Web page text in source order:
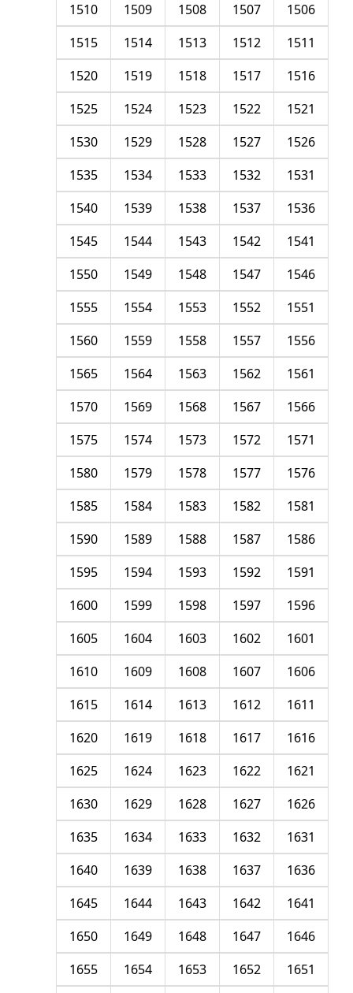
1506
1507
1508
1509
1510
1511
1512
1513
1514
1515
1516
1517
1518
1519
1520
1521
1522
1523
1524
1525
1526
1527
1528
1529
1530
1531
1532
1533
1534
1535
1536
1537
1538
1539
1540
1541
1542
1543
1544
1545
1546
1547
1548
1549
1550
1551
1552
1553
1554
1555
1556
1557
1558
1559
1560
1561
1562
1563
1564
1565
1566
1567
1568
1569
1570
1571
1572
1573
1574
1575
1576
1577
1578
1579
1580
1581
1582
1583
1584
1585
1586
1587
1588
1589
1590
1591
1592
1593
1594
1595
1596
1597
1598
1599
1600
1601
1602
1603
1604
1605
1606
1607
1608
1609
1610
1611
1612
1613
1614
1615
1616
1617
1618
1619
1620
1621
1622
1623
1624
1625
1626
1627
1628
1629
1630
1631
1632
1633
1634
1635
1636
1637
1638
1639
1640
1641
1642
1643
1644
1645
1646
1647
1648
1649
1650
1651
1652
1653
1654
1655